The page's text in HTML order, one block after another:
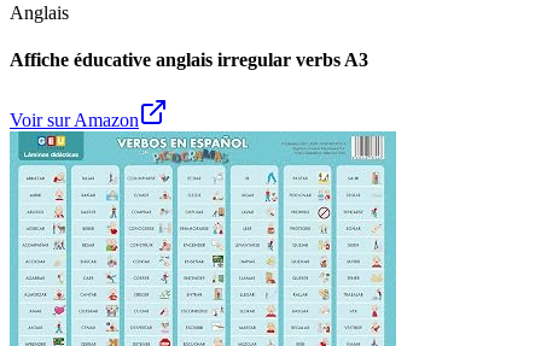
Anglais
Affiche éducative anglais irregular verbs A3
Voir sur Amazon